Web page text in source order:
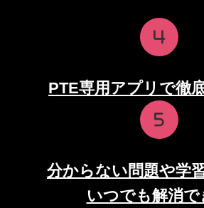
PTE専用アプリで徹
分からない問題や学
いつでも解消で